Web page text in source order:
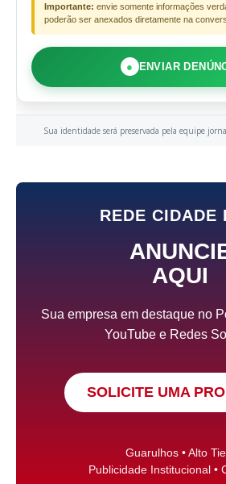
Importante: envie somente informações
poderão ser anexados diretamente na
● ENVIAR
Sua identidade será preservada pela equipe
REDE CIDADE
AQUI
Sua empresa em destaque no
YouTube e Redes
SOLICITE UMA
Guarulhos • Alto
Publicidade Institucional •